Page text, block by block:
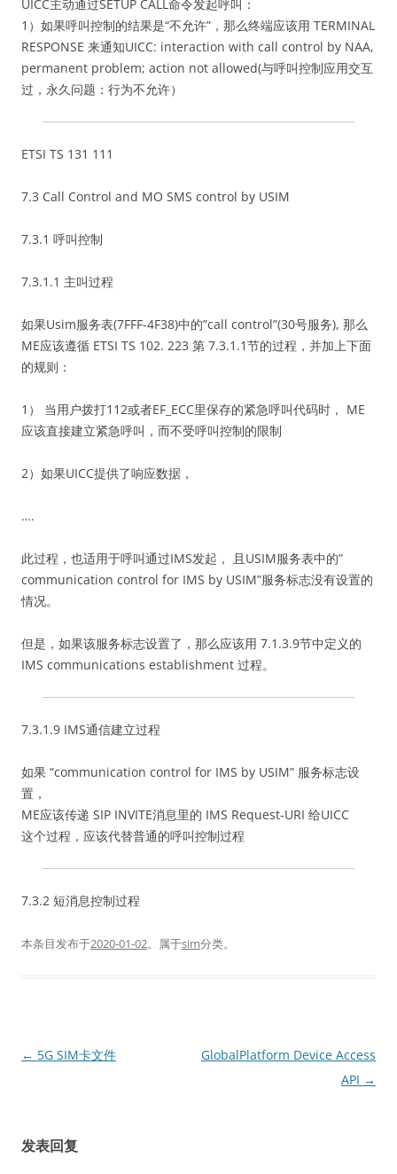
UICC主动通过SETUP CALL命令发起呼叫：
1）如果呼叫控制的结果是“不允许”，那么终端应该用 TERMINAL
RESPONSE 来通知UICC: interaction with call control by NAA,
permanent problem; action not allowed(与呼叫控制应用交互
过，永久问题：行为不允许）
ETSI TS 131 111
7.3 Call Control and MO SMS control by USIM
7.3.1 呼叫控制
7.3.1.1 主叫过程
如果Usim服务表(7FFF-4F38)中的”call control”(30号服务), 那么
ME应该遵循 ETSI TS 102. 223 第 7.3.1.1节的过程，并加上下面
的规则：
1） 当用户拨打112或者EF_ECC里保存的紧急呼叫代码时， ME
应该直接建立紧急呼叫，而不受呼叫控制的限制
2）如果UICC提供了响应数据，
….
此过程，也适用于呼叫通过IMS发起， 且USIM服务表中的”
communication control for IMS by USIM”服务标志没有设置的
情况。
但是，如果该服务标志设置了，那么应该用 7.1.3.9节中定义的
IMS communications establishment 过程。
7.3.1.9 IMS通信建立过程
如果 “communication control for IMS by USIM” 服务标志设
置，
ME应该传递 SIP INVITE消息里的 IMS Request-URI 给UICC
这个过程，应该代替普通的呼叫控制过程
7.3.2 短消息控制过程
本条目发布于2020-01-02。属于sim分类。
文
← 5G SIM卡文件
GlobalPlatform Device Access
API →
发表回复